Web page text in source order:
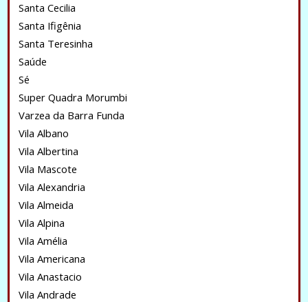
Santa Cecilia
Santa Ifigênia
Santa Teresinha
Saúde
Sé
Super Quadra Morumbi
Varzea da Barra Funda
Vila Albano
Vila Albertina
Vila Mascote
Vila Alexandria
Vila Almeida
Vila Alpina
Vila Amélia
Vila Americana
Vila Anastacio
Vila Andrade